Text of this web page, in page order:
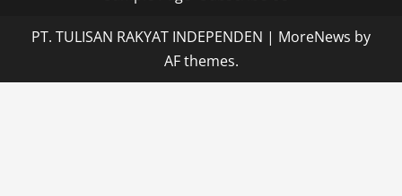
PT. TULISAN RAKYAT INDEPENDEN | MoreNews by
AF themes.